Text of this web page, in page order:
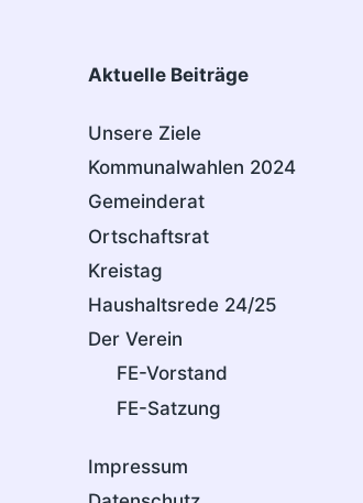
Aktuelle Beiträge
Unsere Ziele
Kommunalwahlen 2024
Gemeinderat
Ortschaftsrat
Kreistag
Haushaltsrede 24/25
Der Verein
FE-Vorstand
FE-Satzung
Impressum